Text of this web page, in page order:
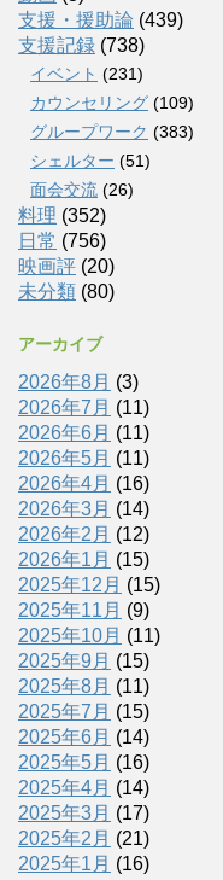
支援・援助論 (439)
支援記録 (738)
イベント (231)
カウンセリング (109)
グループワーク (383)
シェルター (51)
面会交流 (26)
料理 (352)
日常 (756)
映画評 (20)
未分類 (80)
アーカイブ
2026年8月 (3)
2026年7月 (11)
2026年6月 (11)
2026年5月 (11)
2026年4月 (16)
2026年3月 (14)
2026年2月 (12)
2026年1月 (15)
2025年12月 (15)
2025年11月 (9)
2025年10月 (11)
2025年9月 (15)
2025年8月 (11)
2025年7月 (15)
2025年6月 (14)
2025年5月 (16)
2025年4月 (14)
2025年3月 (17)
2025年2月 (21)
2025年1月 (16)